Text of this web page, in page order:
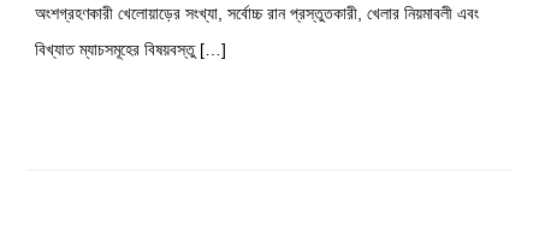
অংশগ্রহণকারী খেলোয়াড়ের সংখ্যা, সর্বোচ্চ রান প্রস্তুতকারী, খেলার নিয়মাবলী এবং
বিখ্যাত ম্যাচসমূহের বিষয়বস্তু […]